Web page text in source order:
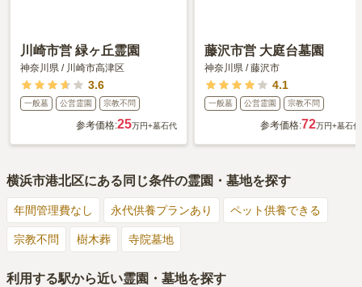
川崎市営 緑ヶ丘霊園
神奈川県 / 川崎市高津区
3.6
一般墓 公営霊園 宗教不問
参考価格:25万円+墓石代
藤沢市営 大庭台墓園
神奈川県 /藤沢市
4.1
一般墓 公営霊園 宗教不問
参考価格:72万円+墓石代
横浜市港北区にある同じ条件の霊園・墓地を探す
年間管理費なし 永代供養プランあり ペット供養できる
宗教不問 樹木葬 寺院墓地
利用する駅から近い霊園・墓地を探す